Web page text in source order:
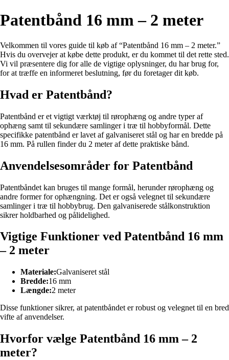
Patentbånd 16 mm – 2 meter
Velkommen til vores guide til køb af “Patentbånd 16 mm – 2 meter.”
Hvis du overvejer at købe dette produkt, er du kommet til det rette sted.
Vi vil præsentere dig for alle de vigtige oplysninger, du har brug for,
for at træffe en informeret beslutning, før du foretager dit køb.
Hvad er Patentbånd?
Patentbånd er et vigtigt værktøj til rørophæng og andre typer af
ophæng samt til sekundære samlinger i træ til hobbyformål. Dette
specifikke patentbånd er lavet af galvaniseret stål og har en bredde på
16 mm. På rullen finder du 2 meter af dette praktiske bånd.
Anvendelsesområder for Patentbånd
Patentbåndet kan bruges til mange formål, herunder rørophæng og
andre former for ophængning. Det er også velegnet til sekundære
samlinger i træ til hobbybrug. Den galvaniserede stålkonstruktion
sikrer holdbarhed og pålidelighed.
Vigtige Funktioner ved Patentbånd 16 mm
– 2 meter
Materiale:Galvaniseret stål
Bredde:16 mm
Længde:2 meter
Disse funktioner sikrer, at patentbåndet er robust og velegnet til en bred
vifte af anvendelser.
Hvorfor vælge Patentbånd 16 mm – 2
meter?